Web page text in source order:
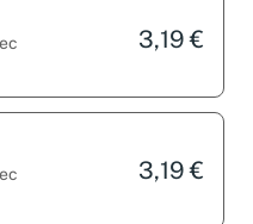
3,19 €
3,19 €